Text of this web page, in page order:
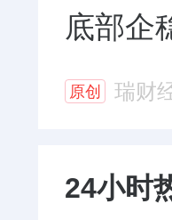
底部企
原创 瑞财
24小时